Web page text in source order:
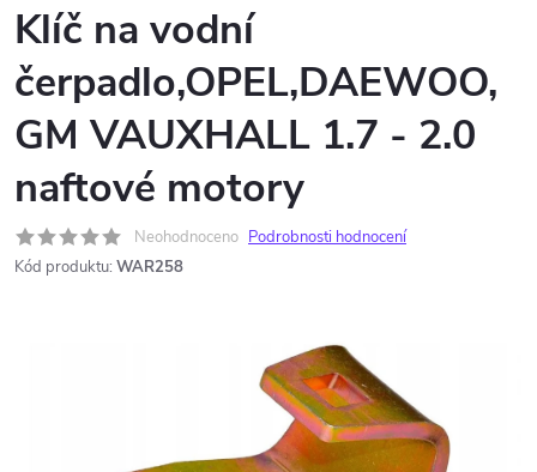
Klíč na vodní
čerpadlo,OPEL,DAEWOO,
GM VAUXHALL 1.7 - 2.0
naftové motory
Neohodnoceno Podrobnosti hodnocení
Kód produktu: WAR258